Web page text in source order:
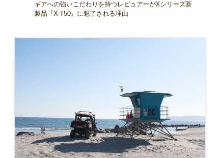
ギアへの強いこだわりを持つレビュアーがXシリーズ新
製品『X-T50』に魅了される理由